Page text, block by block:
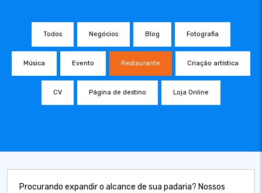
Todos Negócios Blog Fotografia
Música Evento Restaurante Criação artística
CV Página de destino Loja Online
Procurando expandir o alcance de sua padaria? Nossos